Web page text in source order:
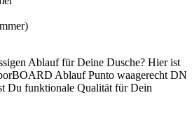
Ablauf für Deine Dusche? Hier ist
Ablauf Punto waagerecht DN
Du funktionale Qualität für Dein